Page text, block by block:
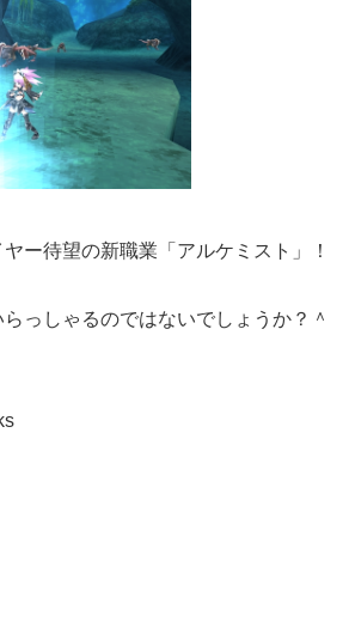
ー待望の新職業「アルケミスト」！
っしゃるのではないでしょうか？＾